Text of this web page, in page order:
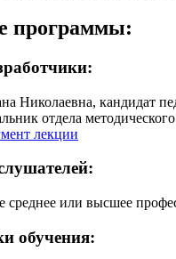
программы:
Николаевна, кандидат
отдела
лекции
или высшее
обучения: